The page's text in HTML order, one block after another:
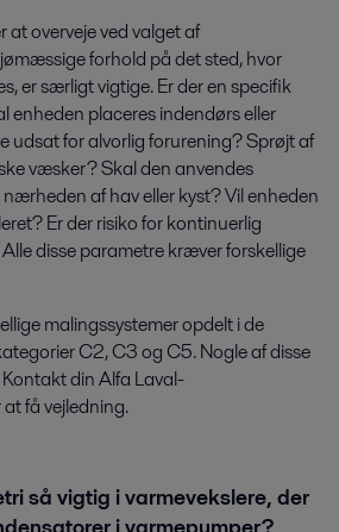
at overveje ved valget af
forhold på det sted, hvor
er særligt vigtige. Er der en specifik
enheden placeres indendørs eller
udsat for alvorlig forurening? Sprøjt af
væsker? Skal den anvendes
nærheden af hav eller kyst? Vil enheden
Er der risiko for kontinuerlig
disse parametre kræver forskellige
malingssystemer opdelt i de
C2, C3 og C5. Nogle af disse
din Alfa Laval-
få vejledning.
så vigtig i varmevekslere, der